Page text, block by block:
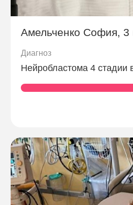
Амельченко София, 3
Диагноз
Нейробластома 4 стадии